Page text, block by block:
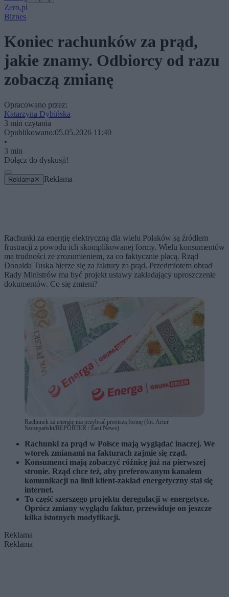
Zero.pl
Biznes
Koniec rachunków za prąd,
jakie znamy. Odbiorcy od razu
zobaczą zmianę
Opracowano przez:
Katarzyna Dybińska
3 min czytania
Opublikowano:05.05.2026 11:40
•
3 min
Dołącz do dyskusji!
Reklama ✕ Reklama
Rachunki za energię elektryczną dla wielu Polaków są źródłem
frustracji z powodu ich skomplikowanej formy. Wielu konsumentów
ma trudności ze zrozumieniem, za co faktycznie płacą. Rząd
Donalda Tuska bierze się za faktury za prąd. Przedmiotem obrad
Rady Ministrów ma być projekt ustawy zakładający uproszczenie
dokumentów. Co się zmieni?
Rachunek za energię ma przybrać prostszą formę (fot. Artur
Szczepański/REPORTER / East News)
Rachunki za prąd w Polsce mają wyglądać inaczej. We
wtorek zmianami na fakturach zajmie się rząd.
Konsumenci mają zobaczyć różnicę już na pierwszej
stronie. Rząd chce też, aby preferowanym kanałem
komunikacji na linii klient-zakład energetyczny stał się
internet.
To część szerszego projektu deregulacji w energetyce.
Oprócz zmiany wyglądu faktur, przewiduje on jeszcze
kilka istotnych modyfikacji.
Reklama
Reklama